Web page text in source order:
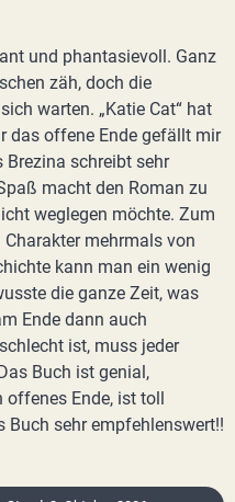
und phantasievoll. Ganz
zäh, doch die
warten. „Katie Cat“ hat
das offene Ende gefällt mir
schreibt sehr
macht den Roman zu
weglegen möchte. Zum
mehrmals von
kann man ein wenig
die ganze Zeit, was
Ende dann auch
ist, muss jeder
Buch ist genial,
offenes Ende, ist toll
sehr empfehlenswert!!